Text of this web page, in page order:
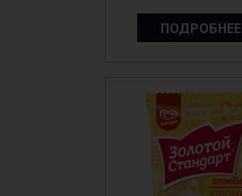
ПОДРОБНЕЕ